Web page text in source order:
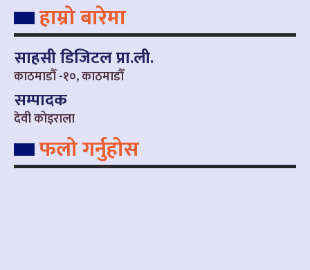
हाम्रो बारेमा
साहसी डिजिटल प्रा.ली.
काठमाडौँ -१०, काठमाडौँ
सम्पादक
देवी कोइराला
फलो गर्नुहोस